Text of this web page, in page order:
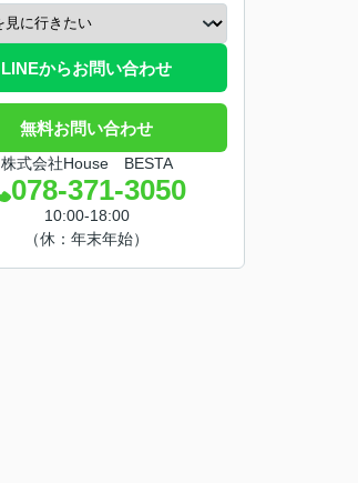
LINEからお問い合わせ
無料お問い合わせ
株式会社House BESTA
078-371-3050
10:00-18:00
（休：年末年始）